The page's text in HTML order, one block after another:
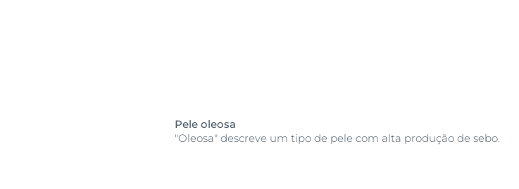
Pele oleosa
"Oleosa" descreve um tipo de pele com alta produção de sebo.